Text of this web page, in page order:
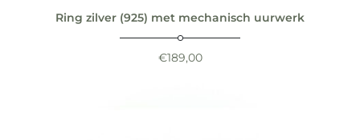
Ring zilver (925) met mechanisch uurwerk
€189,00